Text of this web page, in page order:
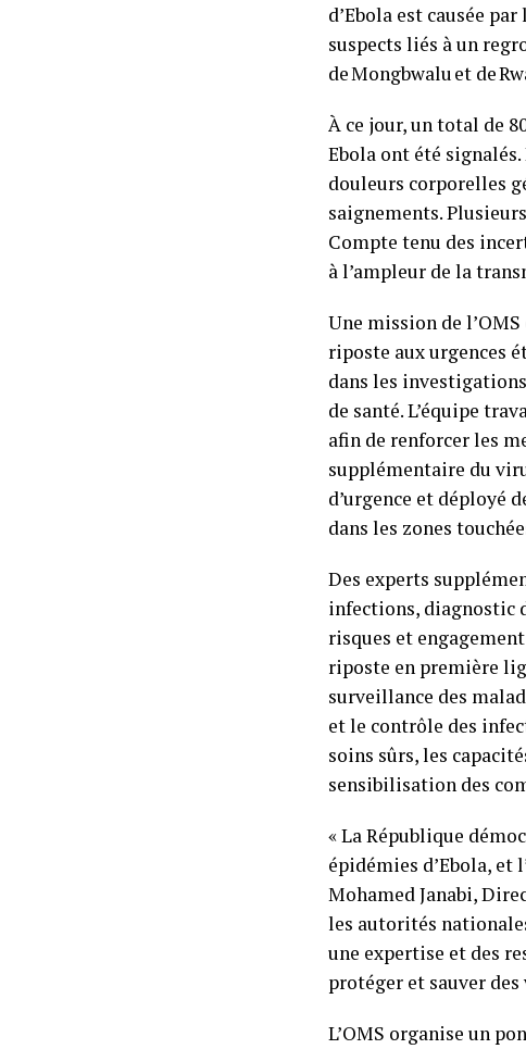
d’Ebola est causée
suspects liés à un
de Mongbwalu et de
À ce jour, un total de
Ebola ont été
douleurs corporelles
saignements.
Compte tenu des
à l’ampleur de la
Une mission de
riposte aux urgences
dans les
de santé. L’équipe
afin de renforcer les
supplémentaire du
d’urgence et
dans les zones
Des experts
infections, diagnostic
risques et
riposte en première
surveillance des
et le contrôle des
soins sûrs, les
sensibilisation des
« La République
épidémies d’Ebola, et
Mohamed Janabi,
les autorités
une expertise et des
protéger et sauver des
L’OMS organise un